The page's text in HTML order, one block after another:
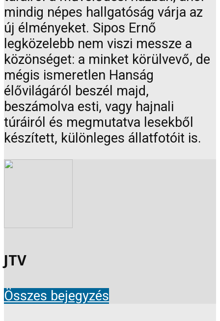
mindig népes hallgatóság várja az
új élményeket. Sipos Ernő
legközelebb nem viszi messze a
közönséget: a minket körülvevő, de
mégis ismeretlen Hanság
élővilágáról beszél majd,
beszámolva esti, vagy hajnali
túráiról és megmutatva lesekből
készített, különleges állatfotóit is.
JTV
Összes bejegyzés